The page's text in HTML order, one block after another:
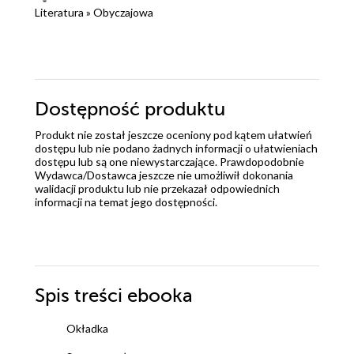
Literatura » Obyczajowa
Dostępność produktu
Produkt nie został jeszcze oceniony pod kątem ułatwień
dostępu lub nie podano żadnych informacji o ułatwieniach
dostępu lub są one niewystarczające. Prawdopodobnie
Wydawca/Dostawca jeszcze nie umożliwił dokonania
walidacji produktu lub nie przekazał odpowiednich
informacji na temat jego dostępności.
Spis treści ebooka
Okładka